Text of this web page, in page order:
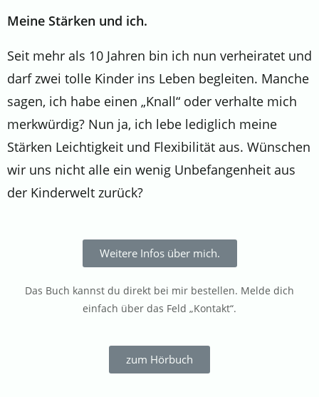
Meine Stärken und ich.
Seit mehr als 10 Jahren bin ich nun verheiratet und
darf zwei tolle Kinder ins Leben begleiten. Manche
sagen, ich habe einen „Knall“ oder verhalte mich
merkwürdig? Nun ja, ich lebe lediglich meine
Stärken Leichtigkeit und Flexibilität aus. Wünschen
wir uns nicht alle ein wenig Unbefangenheit aus
der Kinderwelt zurück?
Weitere Infos über mich.
Das Buch kannst du direkt bei mir bestellen. Melde dich
einfach über das Feld „Kontakt“.
zum Hörbuch